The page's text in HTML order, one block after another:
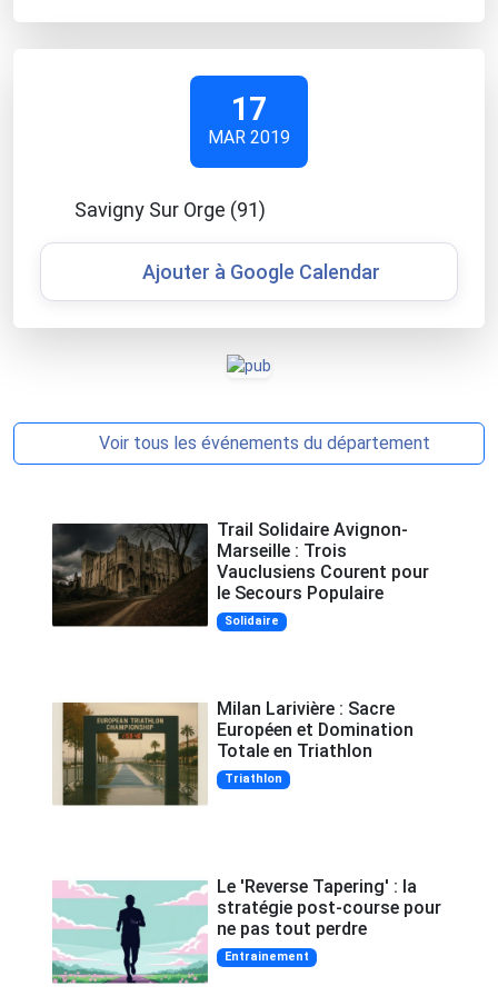
17
MAR 2019
Savigny Sur Orge (91)
Ajouter à Google Calendar
Voir tous les événements du département
Trail Solidaire Avignon-
Marseille : Trois
Vauclusiens Courent pour
le Secours Populaire
Solidaire
Milan Larivière : Sacre
Européen et Domination
Totale en Triathlon
Triathlon
Le 'Reverse Tapering' : la
stratégie post-course pour
ne pas tout perdre
Entrainement